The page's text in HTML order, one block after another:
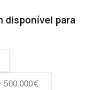
disponível para
500.000€